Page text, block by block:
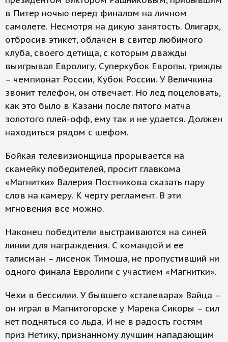
в Питер ночью перед финалом на личном
самолете. Несмотря на дикую занятость. Олигарх,
отбросив этикет, облачен в свитер любимого
клуба, своего детища, с которым дважды
выигрывал Евролигу, Суперкубок Европы, трижды
– чемпионат России, Кубок России. У Величкина
звонит телефон, он отвечает. Но лед поцеловать,
как это было в Казани после пятого матча
золотого плей-офф, ему так и не удается. Должен
находиться рядом с шефом.
Бойкая телевизионщица прорывается на
скамейку победителей, просит главкома
«Магнитки» Валерия Постникова сказать пару
слов на камеру. К черту регламент. В эти
мгновения все можно.
Наконец победители выстраиваются на синей
линии для награждения. С командой и ее
талисман – лисенок Тимоша, не пропустивший ни
одного финала Евролиги с участием «Магнитки».
Чехи в бессилии. У бывшего «сталевара» Вайца –
он играл в Магнитогорске у Марека Сикоры – сил
нет подняться со льда. И не в радость гостям
приз Нетику, признанному лучшим нападающим